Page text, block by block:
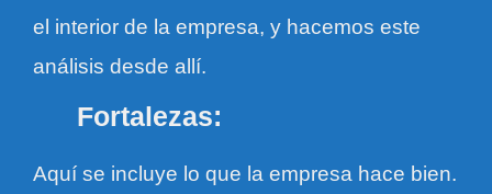
el interior de la empresa, y hacemos este
análisis desde allí.
Fortalezas:
Aquí se incluye lo que la empresa hace bien.